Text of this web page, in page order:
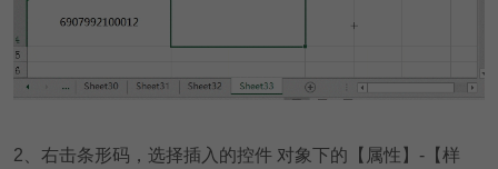
2 、右击条形码，选择插入的控件 对象下的【属性】-【样